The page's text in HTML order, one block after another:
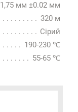
1,75 мм ±0.02 мм
320 м
Сірий
190-230 ℃
55-65 ℃